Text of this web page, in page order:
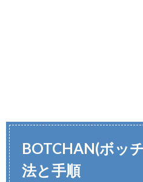
BOTCHAN(ボッ
法と手順